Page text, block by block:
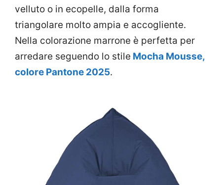
velluto o in ecopelle, dalla forma
triangolare molto ampia e accogliente.
Nella colorazione marrone è perfetta per
arredare seguendo lo stile Mocha Mousse,
colore Pantone 2025.